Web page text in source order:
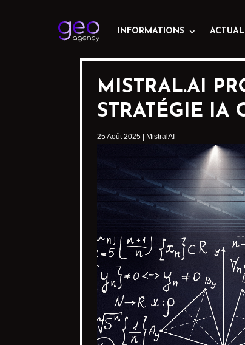
INFORMATIONS
MISTRAL.AI
STRATÉGIE IA
25 Août 2025 MistralAI